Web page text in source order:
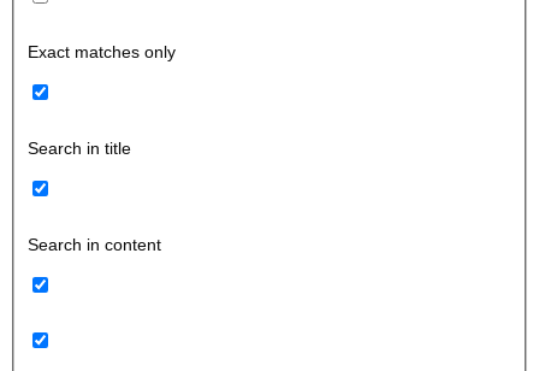
Exact matches only
Search in title
Search in content